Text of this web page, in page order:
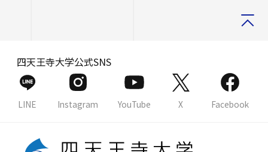
四天王寺大学公式SNS
LINE Instagram YouTube X Facebook